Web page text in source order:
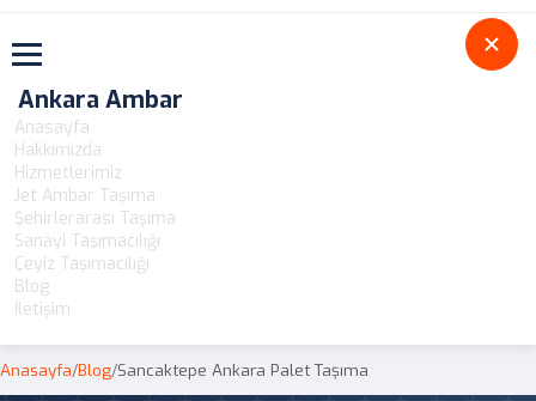
Toggle navigation
Ankara Ambar
Anasayfa
Hakkımızda
Hizmetlerimiz
Jet Ambar Taşıma
Şehirlerarası Taşıma
Sanayi Taşımacılığı
Çeyiz Taşımacılığı
Blog
İletişim
Anasayfa/Blog/Sancaktepe Ankara Palet Taşıma